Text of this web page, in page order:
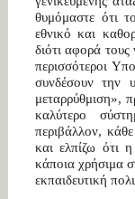
θυμόμαστε ότι
εθνικό και
διότι αφορά τους
περισσότεροι
συνδέσουν την
μεταρρύθμιση»,
καλύτερο
περιβάλλον,
και ελπίζω ότι
κάποια χρήσιμα
εκπαιδευτική